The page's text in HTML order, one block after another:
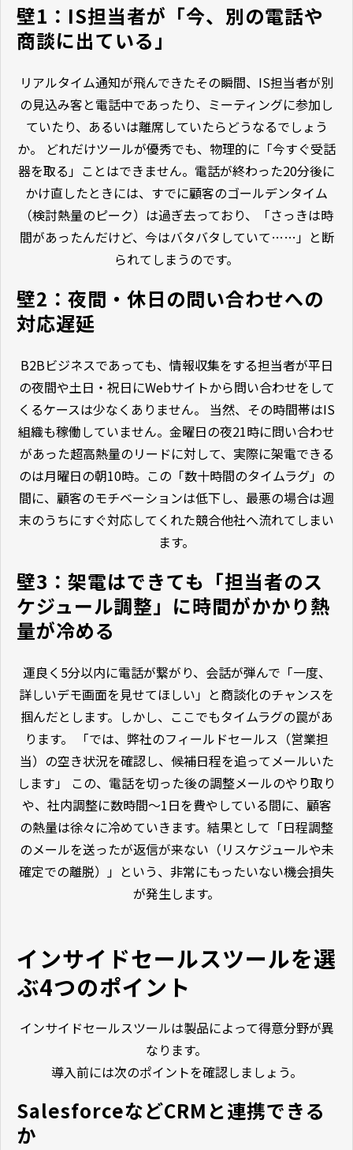
壁1：IS担当者が「今、別の電話や
商談に出ている」
リアルタイム通知が飛んできたその瞬間、IS担当者が別
の見込み客と電話中であったり、ミーティングに参加し
ていたり、あるいは離席していたらどうなるでしょう
か。 どれだけツールが優秀でも、物理的に「今すぐ受話
器を取る」ことはできません。電話が終わった20分後に
かけ直したときには、すでに顧客のゴールデンタイム
（検討熱量のピーク）は過ぎ去っており、「さっきは時
間があったんだけど、今はバタバタしていて……」と断
られてしまうのです。
壁2：夜間・休日の問い合わせへの
対応遅延
B2Bビジネスであっても、情報収集をする担当者が平日
の夜間や土日・祝日にWebサイトから問い合わせをして
くるケースは少なくありません。 当然、その時間帯はIS
組織も稼働していません。金曜日の夜21時に問い合わせ
があった超高熱量のリードに対して、実際に架電できる
のは月曜日の朝10時。この「数十時間のタイムラグ」の
間に、顧客のモチベーションは低下し、最悪の場合は週
末のうちにすぐ対応してくれた競合他社へ流れてしまい
ます。
壁3：架電はできても「担当者のス
ケジュール調整」に時間がかかり熱
量が冷める
運良く5分以内に電話が繋がり、会話が弾んで「一度、
詳しいデモ画面を見せてほしい」と商談化のチャンスを
掴んだとします。しかし、ここでもタイムラグの罠があ
ります。 「では、弊社のフィールドセールス（営業担
当）の空き状況を確認し、候補日程を追ってメールいた
します」 この、電話を切った後の調整メールのやり取り
や、社内調整に数時間〜1日を費やしている間に、顧客
の熱量は徐々に冷めていきます。結果として「日程調整
のメールを送ったが返信が来ない（リスケジュールや未
確定での離脱）」という、非常にもったいない機会損失
が発生します。
インサイドセールスツールを選
ぶ4つのポイント
インサイドセールスツールは製品によって得意分野が異
なります。
導入前には次のポイントを確認しましょう。
SalesforceなどCRMと連携できる
か